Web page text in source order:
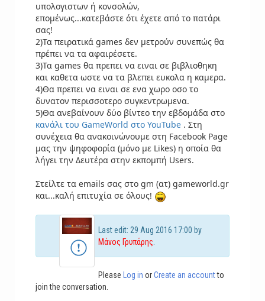
υπολογιστων ή κονσολών,
επομένως...κατεβάστε ότι έχετε από το πατάρι
σας!
2)Τα πειρατικά games δεν μετρούν συνεπώς θα
πρέπει να τα αφαιρέσετε.
3)Τα games θα πρεπει να ειναι σε βιβλιοθηκη
και καθετα ωστε να τα βλεπει ευκολα η καμερα.
4)Θα πρεπει να ειναι σε ενα χωρο οσο το
δυνατον περισσοτερο συγκεντρωμενα.
5)Θα ανεβαίνουν δύο βίντεο την εβδομάδα στο
κανάλι του GameWorld στο YouTube . Στη
συνέχεια θα ανακοινώνουμε στη Facebook Page
μας την ψηφοφορία (μόνο με Likes) η οποία θα
λήγει την Δευτέρα στην εκπομπή Users.
Στείλτε τα emails σας στο gm (ατ) gameworld.gr
και...καλή επιτυχία σε όλους!
Last edit: 29 Aug 2016 17:00 by
Μάνος Γρυπάρης
PleaseLog in orCreate an accountto
join the conversation.